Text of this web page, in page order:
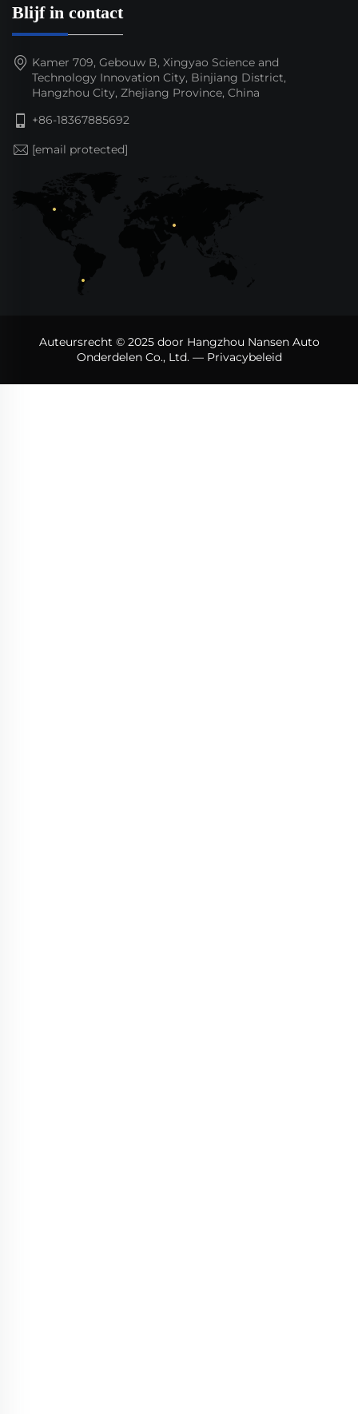
Blijf in contact
Kamer 709, Gebouw B, Xingyao Science and
Technology Innovation City, Binjiang District,
Hangzhou City, Zhejiang Province, China
+86-18367885692
[email protected]
Auteursrecht © 2025 door Hangzhou Nansen Auto
Onderdelen Co., Ltd. — Privacybeleid